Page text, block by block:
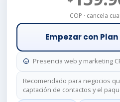
COP · cancela
Empezar con
Presencia web y marketing
Recomendado para negocios
captación de contactos y el